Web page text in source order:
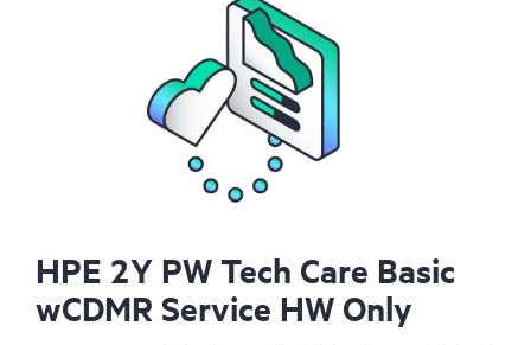
HPE 2Y PW Tech Care Basic
wCDMR Service HW Only